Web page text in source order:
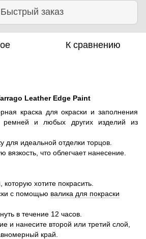
Быстрый заказ
К сравнению
Leather Edge Paint
краска для окраски и заполнения
ремней и любых других изделий из
для идеальной отделки торцов.
вязкость, что облегчает нанесение.
хотите покрасить.
с помощью валика для покраски
в течение 12 часов.
и нанесите второй или третий слой,
край.